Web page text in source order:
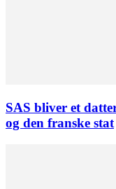
SAS bliver et
og den franske stat